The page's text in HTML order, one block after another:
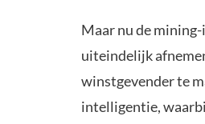
Maar nu de
uiteindelijk
winstgevender te
intelligentie,